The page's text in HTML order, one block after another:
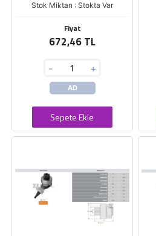
Stok Miktarı : Stokta Var
Fiyat
672,46 TL
- +
AD
Sepete Ekle